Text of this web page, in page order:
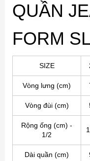
QUẦN
FORM
SIZE
Vòng lưng (cm)
Vòng đùi (cm)
Rộng ống (cm) -
1/2
Dài quần (cm)